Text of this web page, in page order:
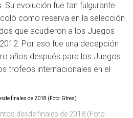
Su evolución fue tan fulgurante
como reserva en la selección
que acudieron a los Juegos
Por eso fue una decepción
años después para los Juegos
trofeos internacionales en el
desde finales de 2018 (Foto: